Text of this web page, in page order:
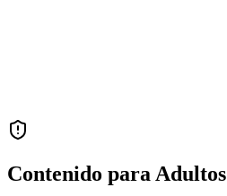
Contenido para Adultos